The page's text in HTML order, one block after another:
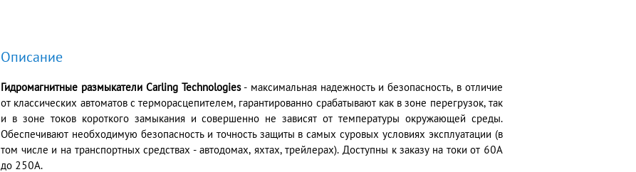
Описание
Гидромагнитные размыкатели Carling Technologies- максимальная надежность и безопасность, в отличие
от классических автоматов с терморасцепителем, гарантированно срабатывают как в зоне перегрузок, так
и в зоне токов короткого замыкания и совершенно не зависят от температуры окружающей среды.
Обеспечивают необходимую безопасность и точность защиты в самых суровых условиях эксплуатации (в
том числе и на транспортных средствах - автодомах, яхтах, трейлерах). Доступны к заказу на токи от 60А
до 250А.